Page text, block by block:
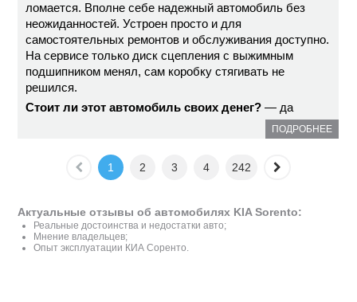
ломается. Вполне себе надежный автомобиль без
неожиданностей. Устроен просто и для
самостоятельных ремонтов и обслуживания доступно.
На сервисе только диск сцепления с выжимным
подшипником менял, сам коробку стягивать не
решился.
Стоит ли этот автомобиль своих денег? — да
ПОДРОБНЕЕ
1 2 3 4 242
Актуальные отзывы об автомобилях KIA Sorento:
Реальные достоинства и недостатки авто;
Мнение владельцев;
Опыт эксплуатации КИА Соренто.